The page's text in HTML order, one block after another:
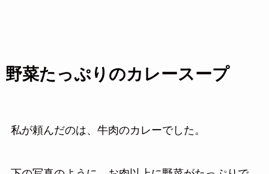
野菜たっぷりのカレースープ
私が頼んだのは、牛肉のカレーでした。